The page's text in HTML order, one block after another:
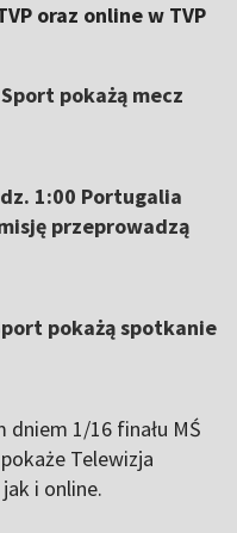
oraz online w TVP
pokażą mecz
1:00 Portugalia
przeprowadzą
pokażą spotkanie
dniem 1/16 finału MŚ
Telewizja
i online.